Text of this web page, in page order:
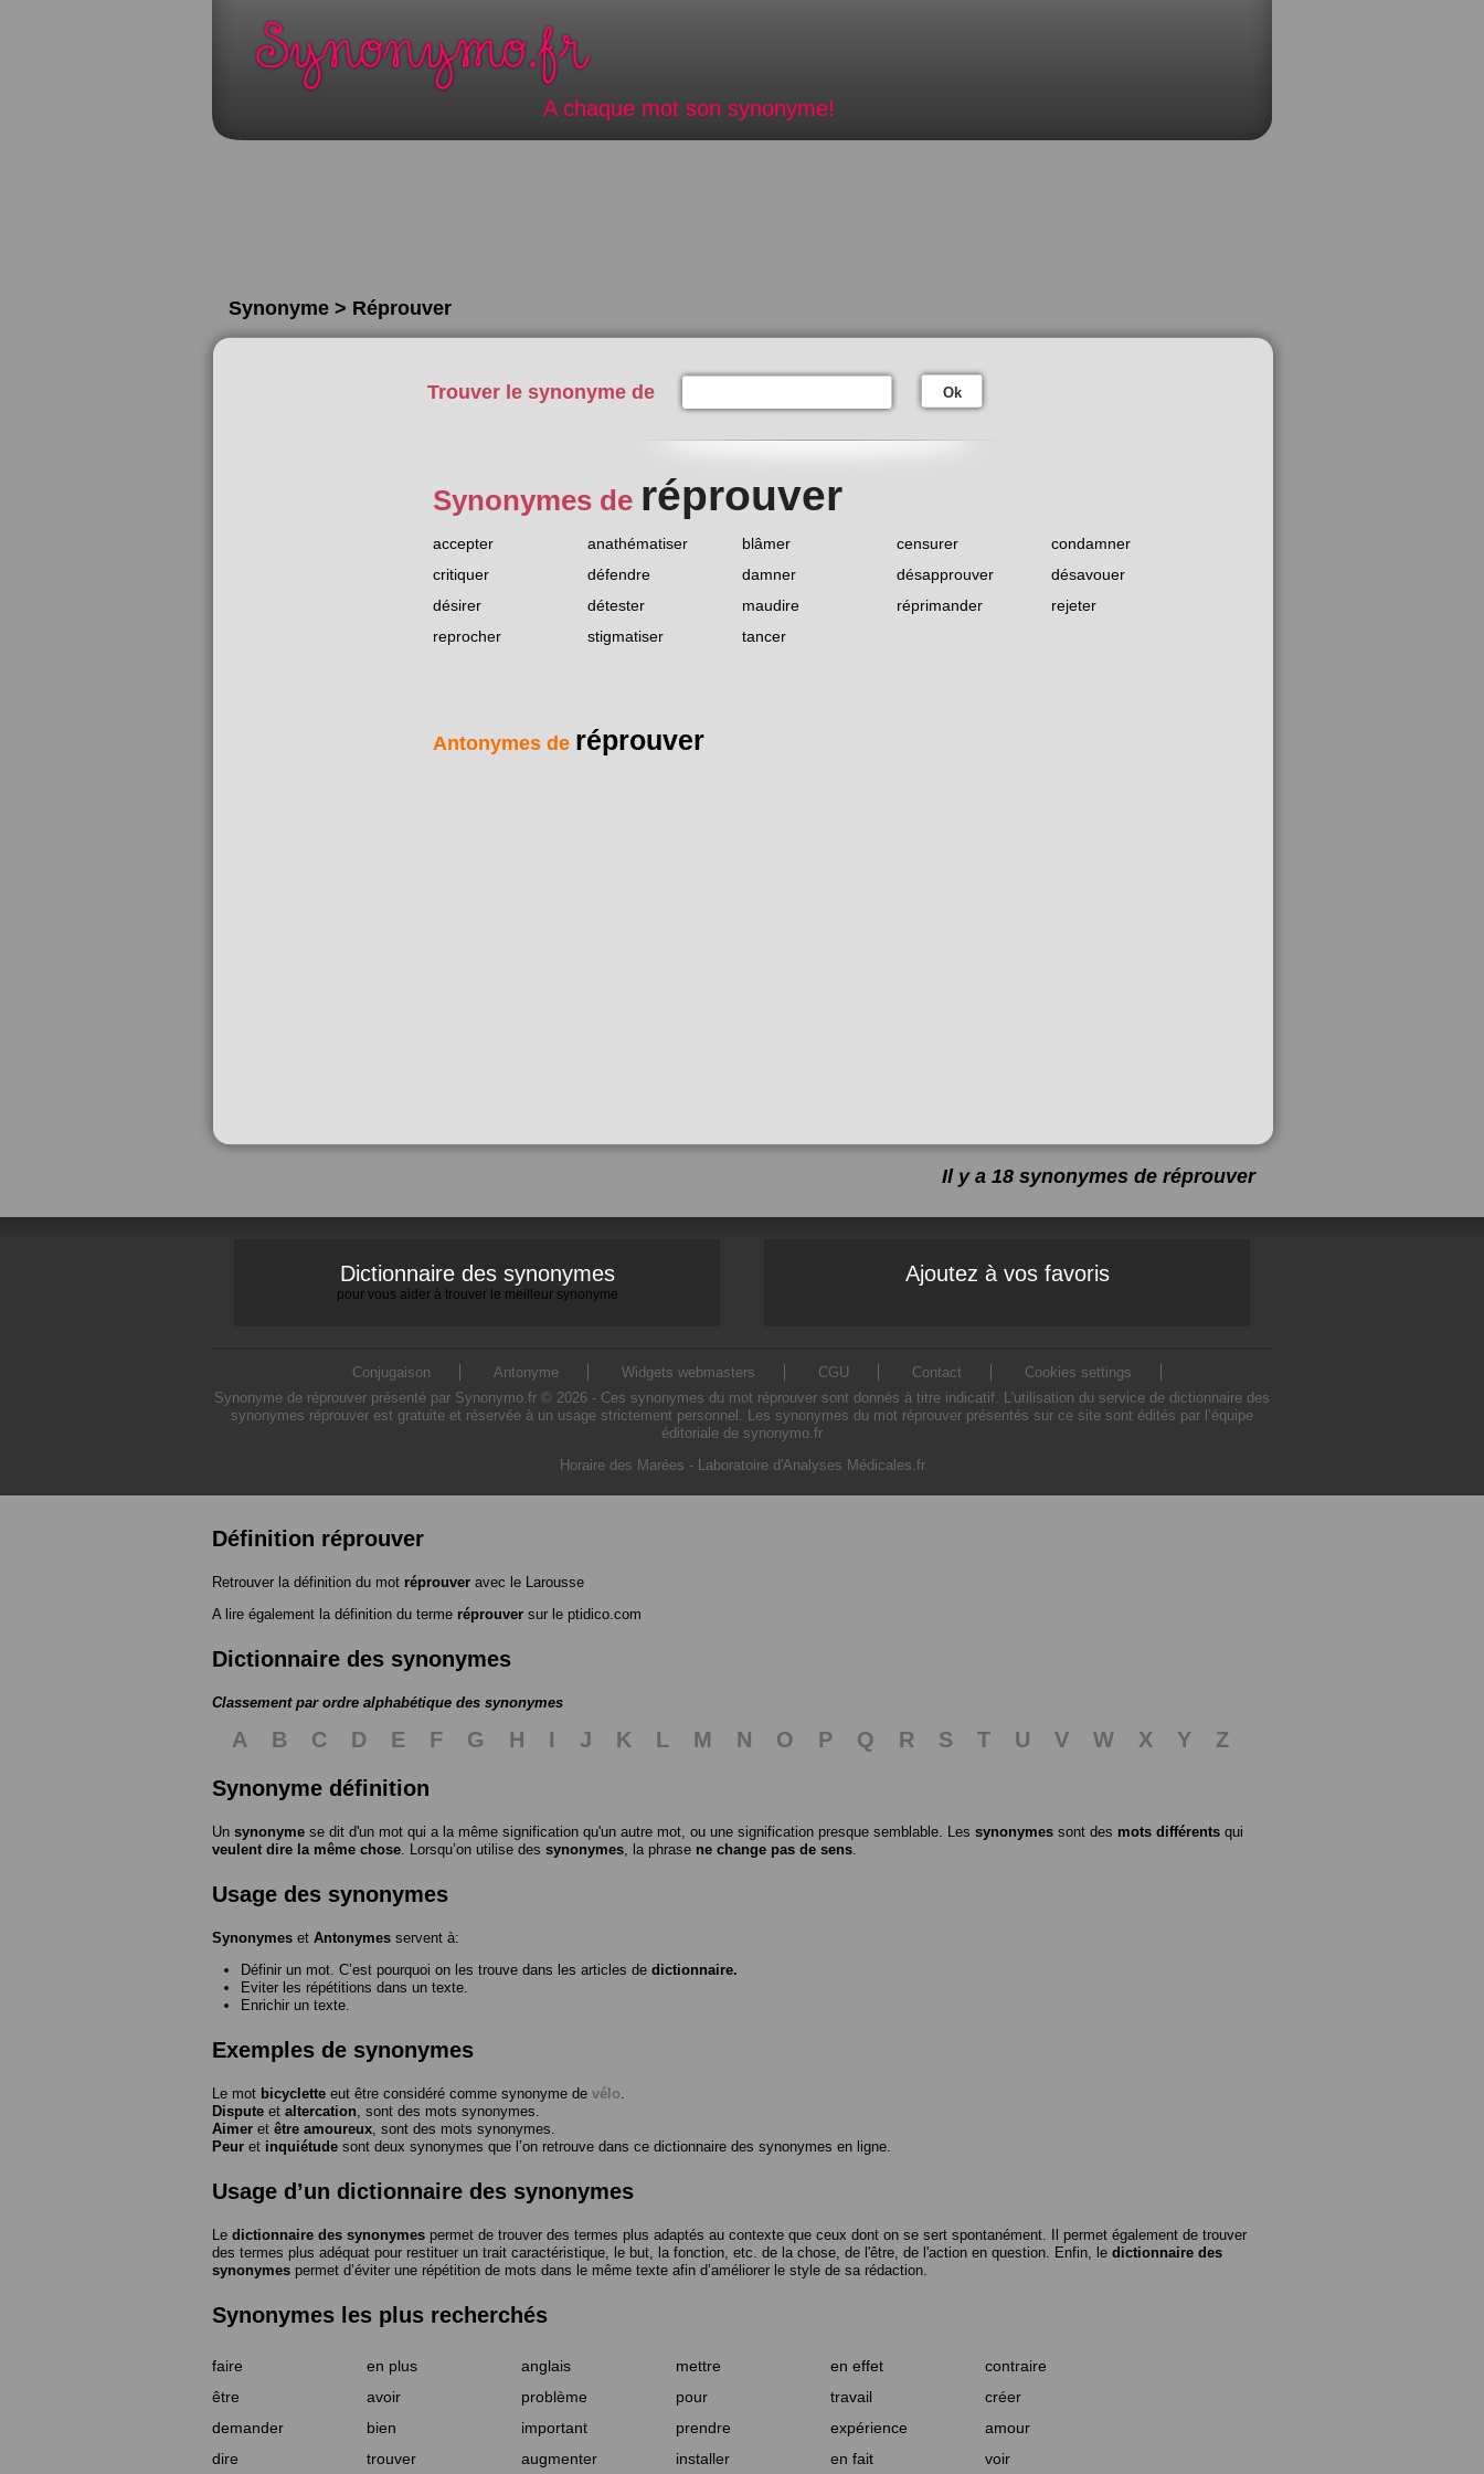
A chaque mot son synonyme!
Synonyme > Réprouver
Trouver le synonyme de Ok
Synonymes de réprouver
accepter anathématiser blâmer censurer
condamner
critiquer
défendre damner désapprouver
désavouer
désirer
détester maudire réprimander
rejeter
reprocher
stigmatiser tancer
Antonymes de réprouver
Il y a 18 synonymes de réprouver
Dictionnaire des synonymes
pour vous aider à trouver le meilleur synonyme
Ajoutez à vos favoris
Conjugaison Antonyme Widgets webmasters CGU Contact
Cookies settings
Synonyme de réprouver présenté par Synonymo.fr © 2026 - Ces synonymes du mot réprouver sont donnés à titre indicatif. L'utilisation du service de dictionnaire des
synonymes réprouver est gratuite et réservée à un usage strictement personnel. Les synonymes du mot réprouver présentés sur ce site sont édités par l’équipe
éditoriale de synonymo.fr
Horaire des Marées - Laboratoire d'Analyses Médicales.fr
Définition réprouver
Retrouver la définition du mot réprouver avec le Larousse
A lire également la définition du terme réprouver sur le ptidico.com
Dictionnaire des synonymes
Classement par ordre alphabétique des synonymes
A B C D E F G H I J K L M N O P Q R S T U V W X Y
Z
Synonyme définition
Un synonyme se dit d'un mot qui a la même signification qu'un autre mot, ou une signification presque semblable. Les synonymes sont des mots différents qui
veulent dire la même chose . Lorsqu’on utilise des synonymes , la phrase ne change pas de sens
Usage des synonymes
Synonymes et Antonymes servent à:
Définir un mot. C’est pourquoi on les trouve dans les articles de dictionnaire.
Eviter les répétitions dans un texte.
Enrichir un texte.
Exemples de synonymes
Le mot bicyclette eut être considéré comme synonyme de vélo
Dispute et altercation , sont des mots synonymes.
Aimer et être amoureux , sont des mots synonymes.
Peur et inquiétude sont deux synonymes que l’on retrouve dans ce dictionnaire des synonymes en ligne.
Usage d’un dictionnaire des synonymes
Le dictionnaire des synonymes permet de trouver des termes plus adaptés au contexte que ceux dont on se sert spontanément. Il permet également de trouver
des termes plus adéquat pour restituer un trait caractéristique, le but, la fonction, etc. de la chose, de l'être, de l'action en question. Enfin, le dictionnaire des
synonymes permet d’éviter une répétition de mots dans le même texte afin d’améliorer le style de sa rédaction.
Synonymes les plus recherchés
faire en plus anglais mettre en effet
contraire
être
avoir problème pour travail
créer
demander
bien important prendre expérience
amour
dire
trouver augmenter installer en fait voir